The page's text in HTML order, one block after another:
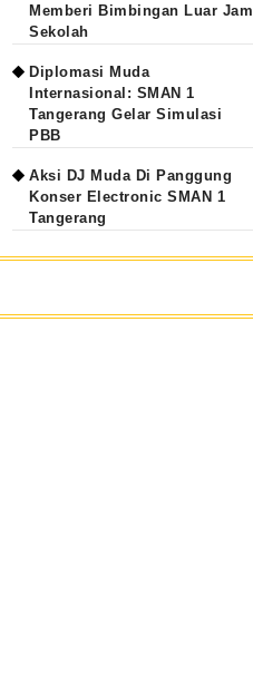
Memberi Bimbingan Luar Jam
Sekolah
Diplomasi Muda
Internasional: SMAN 1
Tangerang Gelar Simulasi
PBB
Aksi DJ Muda Di Panggung
Konser Electronic SMAN 1
Tangerang